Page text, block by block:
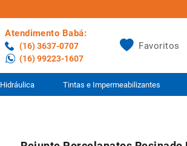
Atendimento Babá:
(16) 3637-0707
(16) 99223-1607
Favoritos
Hidráulica Tintas e Impermeabilizantes